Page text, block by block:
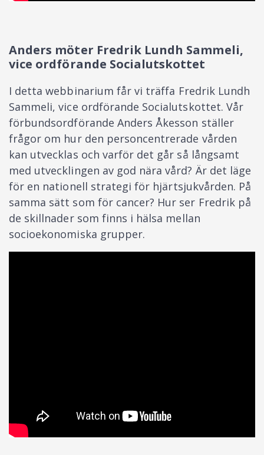
Anders möter Fredrik Lundh Sammeli,
vice ordförande Socialutskottet
I detta webbinarium får vi träffa Fredrik Lundh
Sammeli, vice ordförande Socialutskottet. Vår
förbundsordförande Anders Åkesson ställer
frågor om hur den personcentrerade vården
kan utvecklas och varför det går så långsamt
med utvecklingen av god nära vård? Är det läge
för en nationell strategi för hjärtsjukvården. På
samma sätt som för cancer? Hur ser Fredrik på
de skillnader som finns i hälsa mellan
socioekonomiska grupper.